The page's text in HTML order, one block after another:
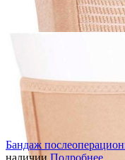
Бандаж